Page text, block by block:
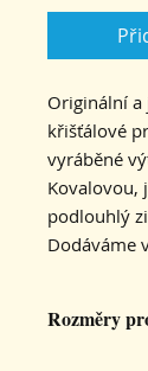
Originální a
křišťálové
vyráběné
Kovalovou,
podlouhlý
Dodáváme
Rozměry